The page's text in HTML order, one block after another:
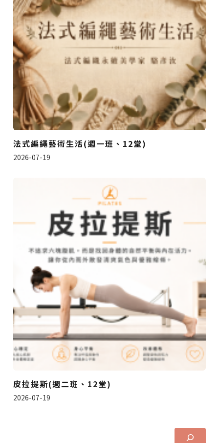
法式編繩藝術生活(週一班、12堂)
2026-07-19
皮拉提斯(週二班、12堂)
2026-07-19